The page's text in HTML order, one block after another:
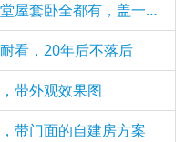
两层中式三合院别墅设计图纸，堂屋套卧全都有，盖一栋面子十足
看，20年后不落后
带外观效果图
带门面的自建房方案